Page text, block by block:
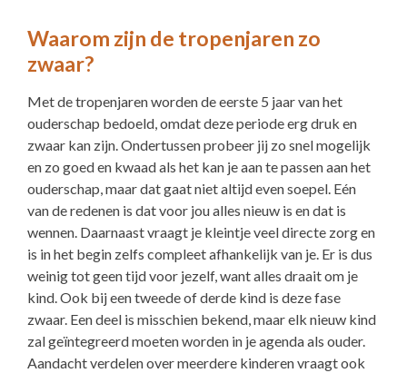
Waarom zijn de tropenjaren zo
zwaar?
Met de tropenjaren worden de eerste 5 jaar van het
ouderschap bedoeld, omdat deze periode erg druk en
zwaar kan zijn. Ondertussen probeer jij zo snel mogelijk
en zo goed en kwaad als het kan je aan te passen aan het
ouderschap, maar dat gaat niet altijd even soepel. Eén
van de redenen is dat voor jou alles nieuw is en dat is
wennen. Daarnaast vraagt je kleintje veel directe zorg en
is in het begin zelfs compleet afhankelijk van je. Er is dus
weinig tot geen tijd voor jezelf, want alles draait om je
kind. Ook bij een tweede of derde kind is deze fase
zwaar. Een deel is misschien bekend, maar elk nieuw kind
zal geïntegreerd moeten worden in je agenda als ouder.
Aandacht verdelen over meerdere kinderen vraagt ook